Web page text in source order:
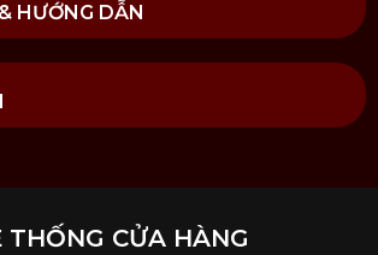
HƯỚNG DẪN
THỐNG CỬA HÀNG